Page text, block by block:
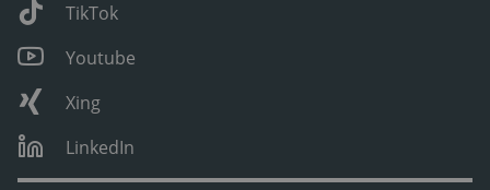
TikTok
Youtube
Xing
LinkedIn